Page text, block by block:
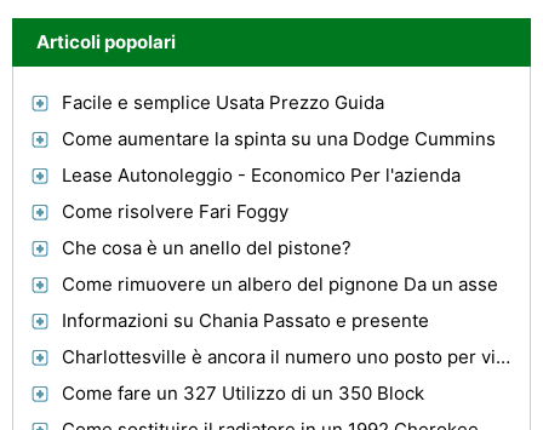
Articoli popolari
Facile e semplice Usata Prezzo Guida
Come aumentare la spinta su una Dodge Cummins
Lease Autonoleggio - Economico Per l'azienda
Come risolvere Fari Foggy
Che cosa è un anello del pistone?
Come rimuovere un albero del pignone Da un asse
Informazioni su Chania Passato e presente
Charlottesville è ancora il numero uno posto per vivere in America
Come fare un 327 Utilizzo di un 350 Block